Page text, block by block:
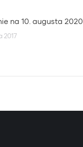
na 10. augusta 2020
2017